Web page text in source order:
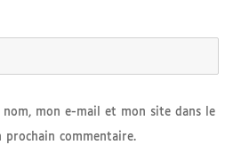
nom, mon e-mail et mon site dans le
prochain commentaire.